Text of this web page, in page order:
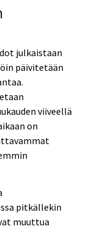
julkaistaan
päivitetään
viiveellä
on
pitkällekin
muuttua